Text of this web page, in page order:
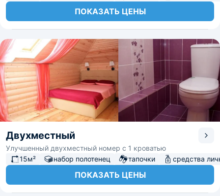
ПОКАЗАТЬ ЦЕНЫ
Двухместный
Улучшенный двухместный номер с 1 кроватью
15м²
набор полотенец тапочки средства
ПОКАЗАТЬ ЦЕНЫ